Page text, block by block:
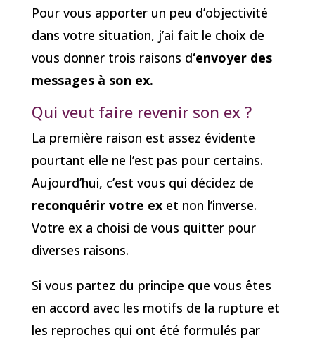
Pour vous apporter un peu d’objectivité
dans votre situation, j’ai fait le choix de
vous donner trois raisons d‘envoyer des
messages à son ex.
Qui veut faire revenir son ex ?
La première raison est assez évidente
pourtant elle ne l’est pas pour certains.
Aujourd’hui, c’est vous qui décidez de
reconquérir votre exet non l’inverse.
Votre ex a choisi de vous quitter pour
diverses raisons.
Si vous partez du principe que vous êtes
en accord avec les motifs de la rupture et
les reproches qui ont été formulés par